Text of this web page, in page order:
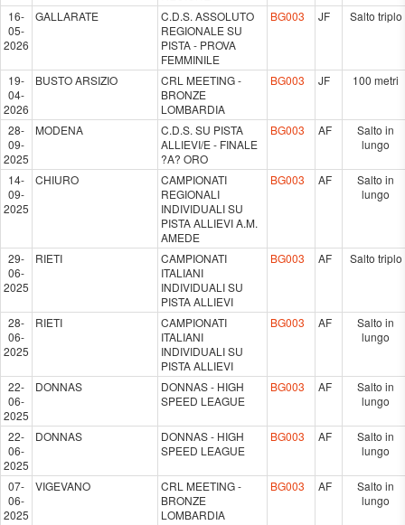
16-
05-
2026
GALLARATE
C.D.S. ASSOLUTO
REGIONALE SU
PISTA - PROVA
FEMMINILE
BG003 JF Salto triplo
19-
04-
2026
BUSTO ARSIZIO
CRL MEETING -
BRONZE
LOMBARDIA
BG003 JF 100 metri
28-
09-
2025
MODENA
C.D.S. SU PISTA
ALLIEVI/E - FINALE
?A? ORO
BG003 AF
Salto in
lungo
14-
09-
2025
CHIURO
CAMPIONATI
REGIONALI
INDIVIDUALI SU
PISTA ALLIEVI A.M.
AMEDE
BG003 AF
Salto in
lungo
29-
06-
2025
RIETI
CAMPIONATI
ITALIANI
INDIVIDUALI SU
PISTA ALLIEVI
BG003 AF Salto triplo
28-
06-
2025
RIETI
CAMPIONATI
ITALIANI
INDIVIDUALI SU
PISTA ALLIEVI
BG003 AF
Salto in
lungo
22-
06-
2025
DONNAS
DONNAS - HIGH
SPEED LEAGUE
BG003 AF
Salto in
lungo
22-
06-
2025
DONNAS
DONNAS - HIGH
SPEED LEAGUE
BG003 AF
Salto in
lungo
07-
06-
2025
VIGEVANO
CRL MEETING -
BRONZE
LOMBARDIA
BG003 AF
Salto in
lungo